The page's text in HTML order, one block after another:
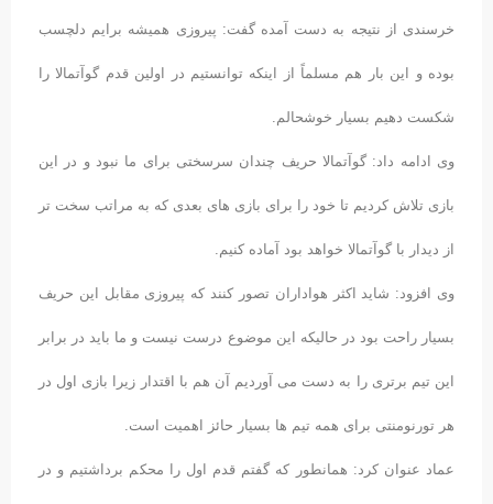
خرسندی از نتیجه به دست آمده گفت: پیروزی همیشه برایم دلچسب
بوده و این بار هم مسلماً از اینکه توانستیم در اولین قدم گوآتمالا را
شکست دهیم بسیار خوشحالم.
وی ادامه داد: گوآتمالا حریف چندان سرسختی برای ما نبود و در این
بازی تلاش کردیم تا خود را برای بازی های بعدی که به مراتب سخت تر
از دیدار با گوآتمالا خواهد بود آماده کنیم.
وی افزود: شاید اکثر هواداران تصور کنند که پیروزی مقابل این حریف
بسیار راحت بود در حالیکه این موضوع درست نیست و ما باید در برابر
این تیم برتری را به دست می آوردیم آن هم با اقتدار زیرا بازی اول در
هر تورنومنتی برای همه تیم ها بسیار حائز اهمیت است.
عماد عنوان کرد: همانطور که گفتم قدم اول را محکم برداشتیم و در